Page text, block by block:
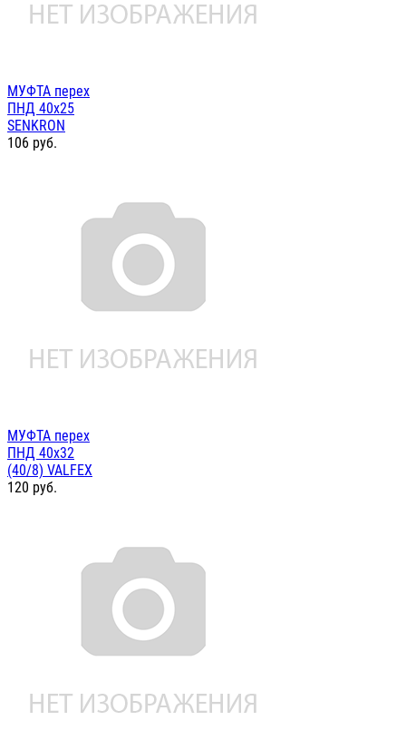
МУФТА перех
ПНД 40х25
SENKRON
106 руб.
МУФТА перех
ПНД 40х32
(40/8) VALFEX
120 руб.